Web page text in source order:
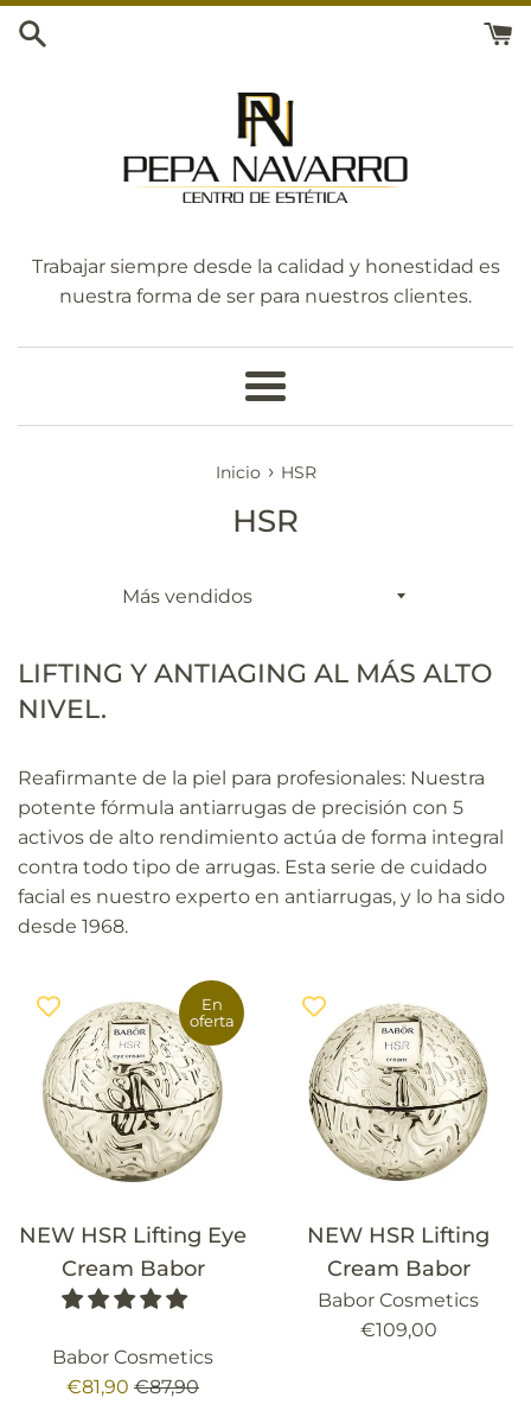
Ir
directamente
Trabajar siempre desde la calidad y honestidad es
nuestra forma de ser para nuestros clientes.
Más
Inicio › HSR
HSR
Ordenar
LIFTING Y ANTIAGING AL MÁS ALTO
NIVEL.
Reafirmante de la piel para profesionales: Nuestra
potente fórmula antiarrugas de precisión con 5
activos de alto rendimiento actúa de forma integral
contra todo tipo de arrugas. Esta serie de cuidado
facial es nuestro experto en antiarrugas, y lo ha sido
desde 1968.
NEW HSR Lifting Eye
Cream Babor
Babor Cosmetics
Precio
€81,90 Precio
€87,90
En
oferta
NEW HSR Lifting
Cream Babor
Babor Cosmetics
Precio
€109,00